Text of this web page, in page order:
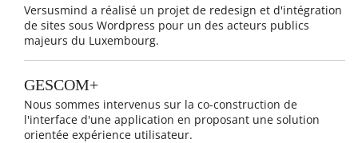
Versusmind a réalisé un projet de redesign et d'intégration
de sites sous Wordpress pour un des acteurs publics
majeurs du Luxembourg.
GESCOM+
Nous sommes intervenus sur la co-construction de
l'interface d'une application en proposant une solution
orientée expérience utilisateur.